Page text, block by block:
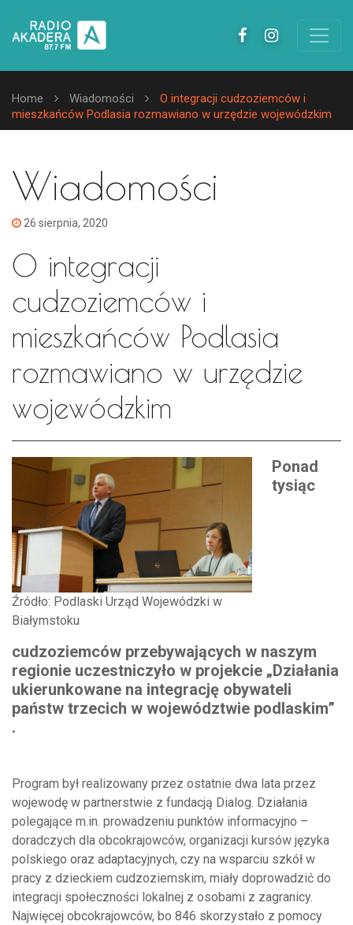
Home Wiadomości
O integracji cudzoziemców i
mieszkańców Podlasia rozmawiano w urzędzie wojewódzkim
Wiadomości
26 sierpnia, 2020
O integracji
cudzoziemców i
mieszkańców Podlasia
rozmawiano w urzędzie
wojewódzkim
Źródło: Podlaski Urząd Wojewódzki w
Białymstoku
Ponad
tysiąc
cudzoziemców przebywających w naszym
regionie uczestniczyło w projekcie „Działania
ukierunkowane na integrację obywateli
państw trzecich w województwie podlaskim”
.
Program był realizowany przez ostatnie dwa lata przez
wojewodę w partnerstwie z fundacją Dialog. Działania
polegające m.in. prowadzeniu punktów informacyjno –
doradczych dla obcokrajowców, organizacji kursów języka
polskiego oraz adaptacyjnych, czy na wsparciu szkół w
pracy z dzieckiem cudzoziemskim, miały doprowadzić do
integracji społeczności lokalnej z osobami z zagranicy.
Najwięcej obcokrajowców, bo 846 skorzystało z pomocy